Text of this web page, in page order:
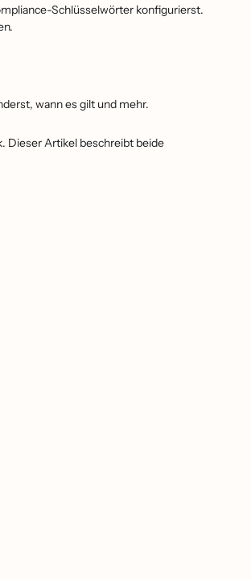
Schlüsselwörter konfigurierst.
wann es gilt und mehr.
Dieser Artikel beschreibt beide